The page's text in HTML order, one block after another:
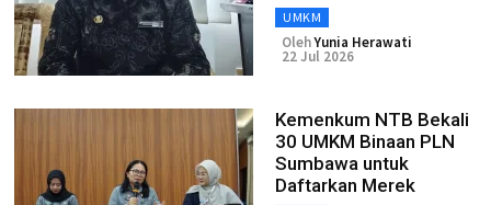
UMKM
OlehYunia Herawati
22 Jul 2026
Kemenkum NTB Bekali
30 UMKM Binaan PLN
Sumbawa untuk
Daftarkan Merek